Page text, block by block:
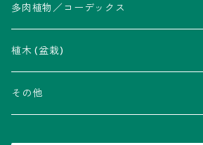
アストロフィツム属
瑠璃兜錦、兜丸錦
V-type兜
アリオカルプス属
ウィギンシア属
多肉植物／コーデックス
アカベ属
アロエ属
植木 (盆栽)
ムクロジ科：カエデ属
その他